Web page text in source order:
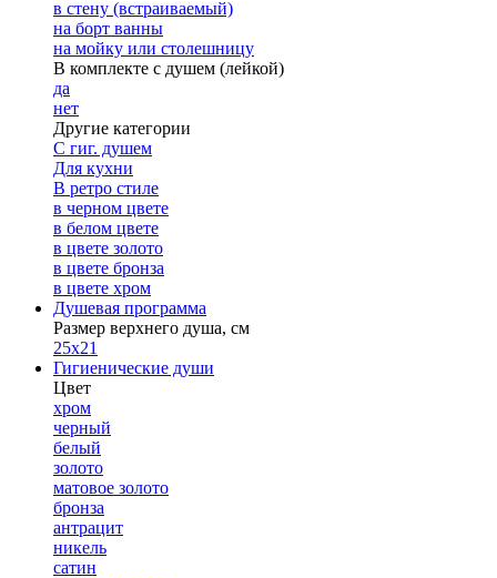
в стену (встраиваемый)
на борт ванны
на мойку или столешницу
В комплекте с душем (лейкой)
да
нет
Другие категории
С гиг. душем
Для кухни
В ретро стиле
в черном цвете
в белом цвете
в цвете золото
в цвете бронза
в цвете хром
Душевая программа
Размер верхнего душа, см
25х21
Гигиенические души
Цвет
хром
черный
белый
золото
матовое золото
бронза
антрацит
никель
сатин